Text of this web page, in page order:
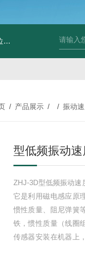
NE3931热膨胀
/ 产品展示 / /振动
型低频振动速
ZHJ-3D型低频振动速
它是利用磁电感应原
惯性质量、阻尼弹簧
铁，惯性质量（线圈
传感器安装在机器上